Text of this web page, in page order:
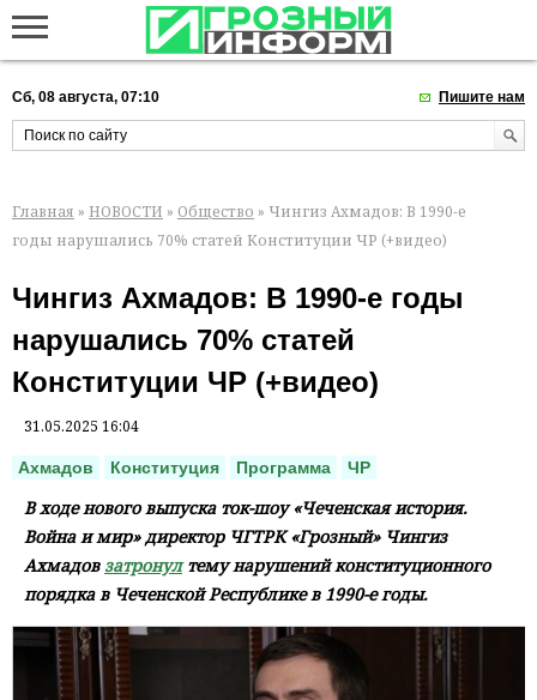
Сб, 08 августа, 07:10 Пишите нам
Главная » НОВОСТИ » Общество » Чингиз Ахмадов: В 1990-е
годы нарушались 70% статей Конституции ЧР (+видео)
Чингиз Ахмадов: В 1990-е годы
нарушались 70% статей
Конституции ЧР (+видео)
31.05.2025 16:04
Ахмадов Конституция Программа ЧР
В ходе нового выпуска ток-шоу «Чеченская история.
Война и мир» директор ЧГТРК «Грозный» Чингиз
Ахмадовзатронултему нарушений конституционного
порядка в Чеченской Республике в 1990-е годы.